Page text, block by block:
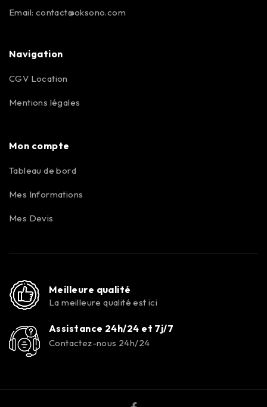
Email: contact@oksono.com
Navigation
CGV Location
Mentions légales
Mon compte
Tableau de bord
Mes Informations
Mes Devis
Meilleure qualité
La meilleure qualité est ici
Assistance 24h/24 et 7j/7
Contactez-nous 24h/24